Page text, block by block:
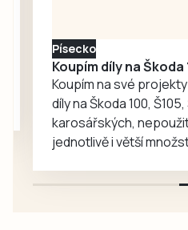
Písecko
Koupím díly na Škoda
Koupím na své
díly na Škoda 100,
karosářských,
jednotlivě i větší